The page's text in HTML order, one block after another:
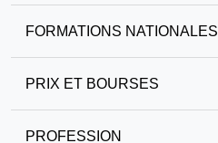
FORMATIONS NATIONALES
PRIX ET BOURSES
PROFESSION